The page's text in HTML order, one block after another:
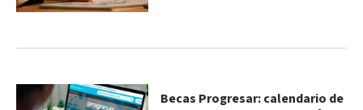
Becas Progresar: calendario de